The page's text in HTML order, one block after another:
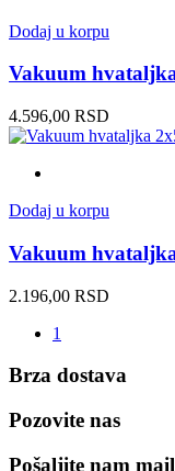
Dodaj u korpu
Vakuum
4.596,00 RSD
Dodaj u korpu
Vakuum
2.196,00 RSD
1
Brza dostava
Pozovite nas
Pošaljite nam mail